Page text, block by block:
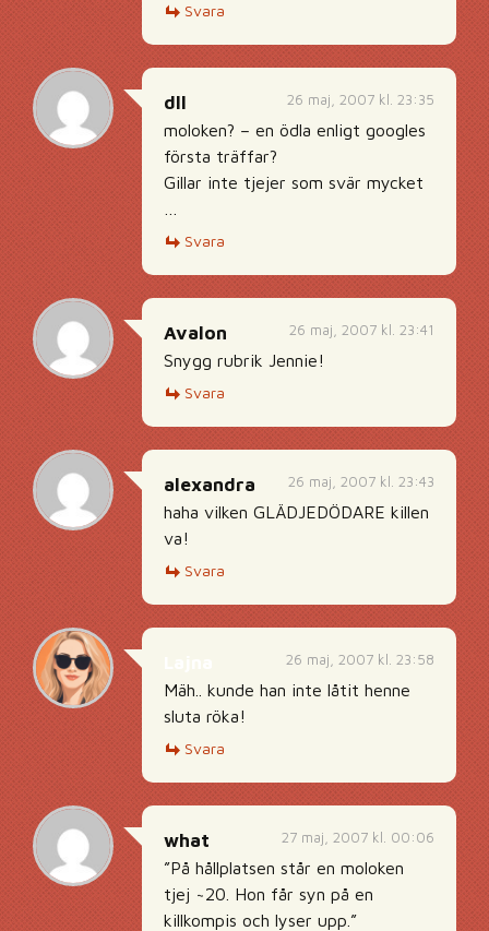
Svara
26 maj, 2007 kl. 23:35
dll
moloken? – en ödla enligt googles
första träffar?
Gillar inte tjejer som svär mycket
Svara
26 maj, 2007 kl. 23:41
Avalon
Snygg rubrik Jennie!
Svara
26 maj, 2007 kl. 23:43
alexandra
haha vilken GLÄDJEDÖDARE killen
va!
Svara
26 maj, 2007 kl. 23:58
Mäh.. kunde han inte låtit henne
sluta röka!
Svara
27 maj, 2007 kl. 00:06
what
”På hållplatsen står en moloken
tjej ~20. Hon får syn på en
killkompis och lyser upp.”